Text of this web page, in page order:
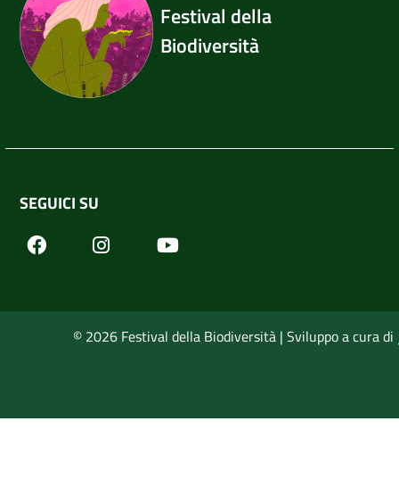
Festival della
Biodiversità
SEGUICI SU
FacebookInstagram
© 2026 Festival della Biodiversità | Sviluppo a cura di